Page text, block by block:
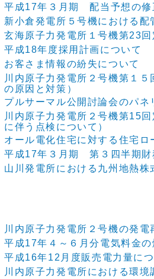
平成17年３月期 配当予想の修
新小倉発電所５号機における
玄海原子力発電所１号機第23
平成18年度採用計画について
お客さま情報の紛失について
川内原子力発電所２号機第１
の原因と対策）
プルサーマル公開討論会のパ
川内原子力発電所２号機第15
に伴う点検について）
オール電化住宅に対する住宅
平成17年３月期 第３四半期財
山川発電所における九州地熱
川内原子力発電所２号機の発電
平成17年４～６月分電気料金
平成16年12月度販売電力量に
川内原子力発電所における環